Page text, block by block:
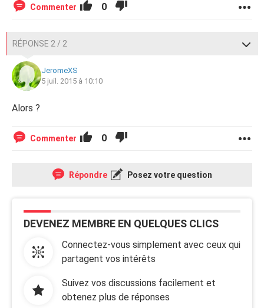
Commenter 0
RÉPONSE 2 / 2
JeromeXS
5 juil. 2015 à 10:10
Alors ?
Commenter 0
Répondre Posez votre question
DEVENEZ MEMBRE EN QUELQUES CLICS
Connectez-vous simplement avec ceux qui
partagent vos intérêts
Suivez vos discussions facilement et
obtenez plus de réponses